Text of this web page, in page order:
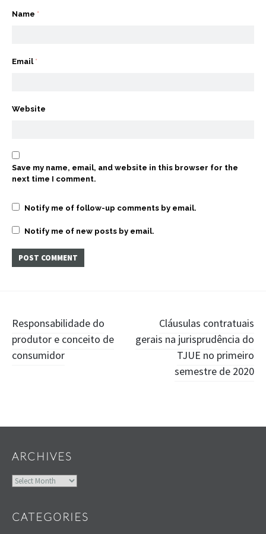
Name *
Email *
Website
Save my name, email, and website in this browser for the
next time I comment.
Notify me of follow-up comments by email.
Notify me of new posts by email.
Post
navigation
Responsabilidade do
produtor e conceito de
consumidor
Cláusulas contratuais
gerais na jurisprudência do
TJUE no primeiro
semestre de 2020
ARCHIVES
Archives
CATEGORIES